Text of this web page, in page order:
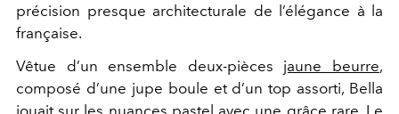
précision presque architecturale de l’élégance à la
française.
Vêtue d’un ensemble deux-pièces jaune beurre,
composé d’une jupe boule et d’un top assorti, Bella